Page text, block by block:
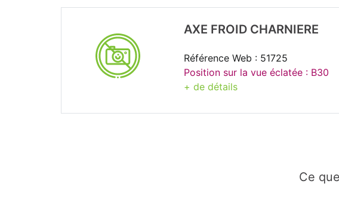
AXE FROID CHARNIERE
Référence Web : 51725
Position sur la vue éclatée : B30
+ de détails
Ce